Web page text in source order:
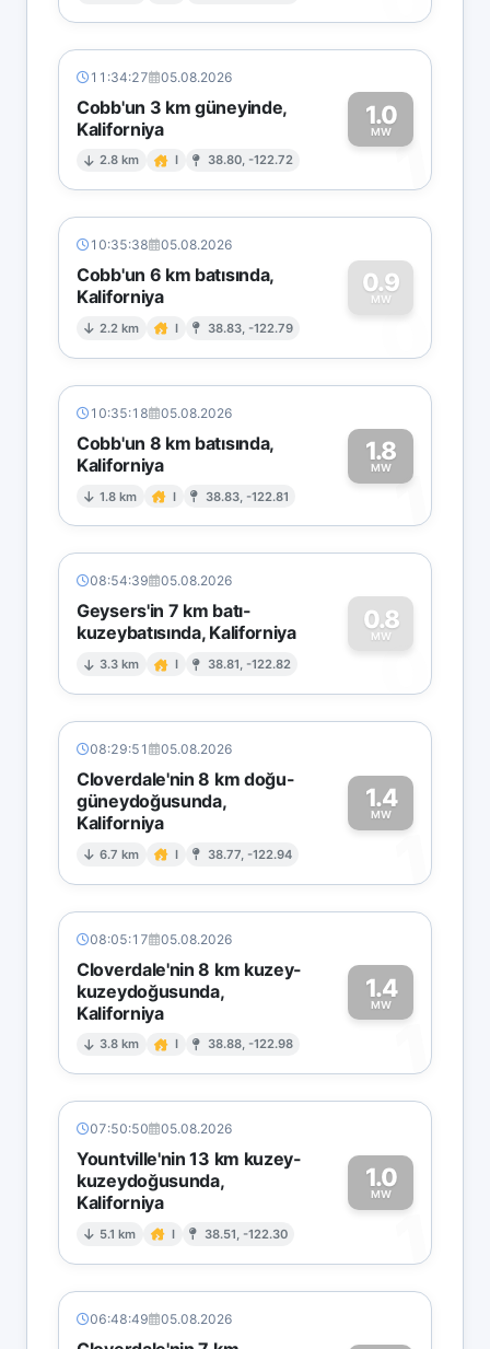
11:34:27 05.08.2026
Cobb'un 3 km güneyinde,
Kaliforniya
2.8 km I 38.80, -122.72
1.0
MW1
10:35:38 05.08.2026
Cobb'un 6 km batısında,
Kaliforniya
2.2 km I 38.83, -122.79
0.9
MW
0
10:35:18 05.08.2026
Cobb'un 8 km batısında,
Kaliforniya
1.8 km I 38.83, -122.81
1.8
MW1
08:54:39 05.08.2026
Geysers'in 7 km batı-
kuzeybatısında, Kaliforniya
3.3 km I 38.81, -122.82
0.8
MW
0
08:29:51 05.08.2026
Cloverdale'nin 8 km doğu-
güneydoğusunda,
Kaliforniya
6.7 km I 38.77, -122.94
1.4
MW
1
08:05:17 05.08.2026
Cloverdale'nin 8 km kuzey-
kuzeydoğusunda,
Kaliforniya
3.8 km I 38.88, -122.98
1.4
MW
1
07:50:50 05.08.2026
Yountville'nin 13 km kuzey-
kuzeydoğusunda,
Kaliforniya
5.1 km I 38.51, -122.30
1.0
MW
1
06:48:49 05.08.2026